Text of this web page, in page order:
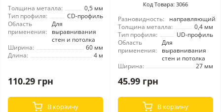
Толщина металла:
0,5 мм
Тип профиля:
CD-профиль
Область
применения:
Для
выравнивания
стен и потолка
Ширина:
60 мм
Длина:
4 м
110.29 грн
В корзину
Код Товара: 3066
Разновидность:
направляющий
Толщина металла:
0,4 мм
Тип профиля:
UD-профиль
Область
применения:
Для
выравнивания
стен и потолка
Ширина:
27 мм
45.99 грн
В корзину